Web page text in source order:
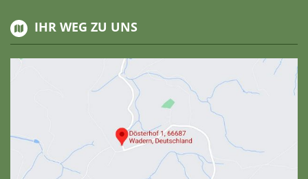
IHR WEG ZU UNS